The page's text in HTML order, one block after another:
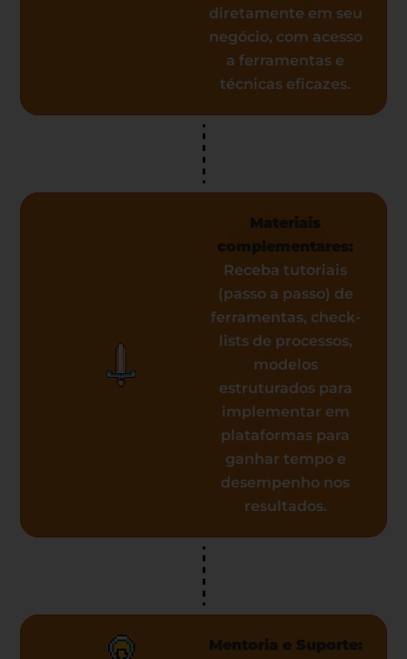
diretamente em seu
negócio, com acesso
a ferramentas e
técnicas eficazes.
Materiais
complementares:
Receba tutoriais
(passo a passo) de
ferramentas, check-
lists de processos,
modelos
estruturados para
implementar em
plataformas para
ganhar tempo e
desempenho nos
resultados.
Mentoria e Suporte: